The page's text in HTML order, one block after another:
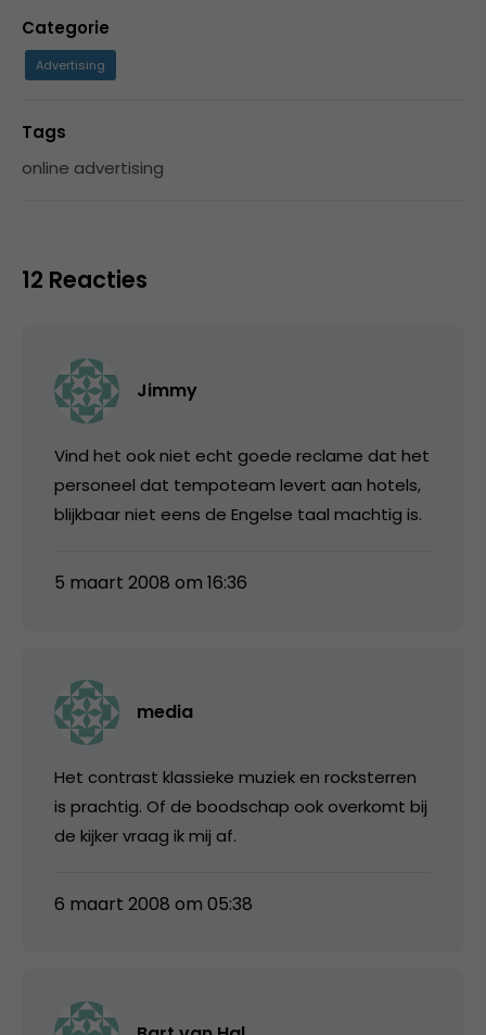
Categorie
Advertising
Tags
online advertising
12 Reacties
Jimmy
Vind het ook niet echt goede reclame dat het
personeel dat tempoteam levert aan hotels,
blijkbaar niet eens de Engelse taal machtig is.
5 maart 2008 om 16:36
media
Het contrast klassieke muziek en rocksterren
is prachtig. Of de boodschap ook overkomt bij
de kijker vraag ik mij af.
6 maart 2008 om 05:38